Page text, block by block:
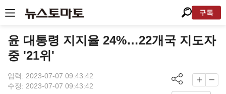
구독
윤 대통령 지지율 24%…22개국 지도자
중 '21위'
입력: 2023-07-07 09:43:42
수정: 2023-07-07 09:43:42